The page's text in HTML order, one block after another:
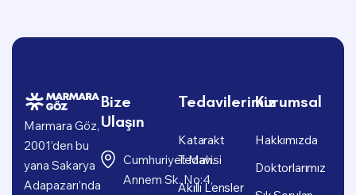
Marmara Göz,
2001’den bu
yana Sakarya
Adapazarı’nda
Bize
Ulaşın
Cumhuriyet Mah.
Annem Sk. No:4,
Tedavilerimiz
Katarakt
Tedavisi
Akıllı Lensler
Kurumsal
Hakkımızda
Doktorlarımız